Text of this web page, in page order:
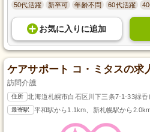
50代活躍 新卒可 年齢不問 60代活躍
お気に入り に追加
ケアサポート コ・ミタスの求
訪問介護
住所 北海道札幌市白石区川下三条7-1-33緑香
最寄駅 平和駅から1.1km、新札幌駅から